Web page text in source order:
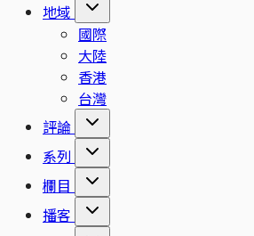
地域
國際
大陸
香港
台灣
評論
系列
欄目
播客